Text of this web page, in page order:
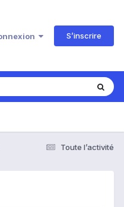
S’inscrire
Toute l’activité